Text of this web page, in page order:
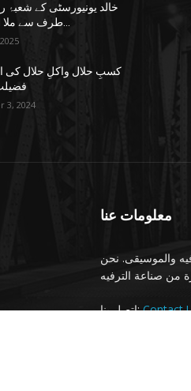
خالد یونیورسٹی کے
کسبِ حلال واکلِ حلال کی
3, 2024
معلومات عنا
والموسيقى. نحن
اتصل بنا:Contact